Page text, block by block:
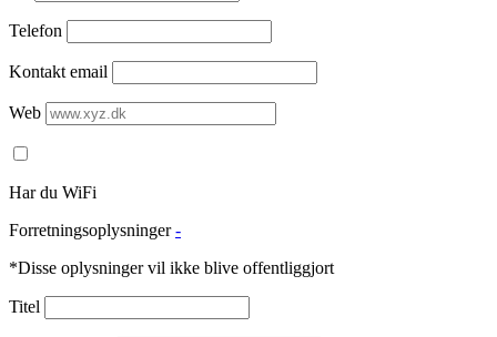
Telefon
Kontakt email
Web
Har du WiFi
Forretningsoplysninger -
*Disse oplysninger vil ikke blive offentliggjort
Titel